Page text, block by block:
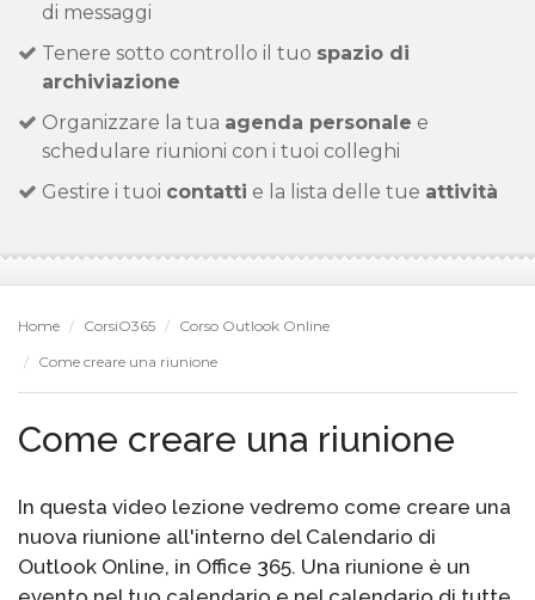
di messaggi
Tenere sotto controllo il tuo spazio di
archiviazione
Organizzare la tua agenda personale e
schedulare riunioni con i tuoi colleghi
Gestire i tuoi contatti e la lista delle tue attività
Home CorsiO365
Corso Outlook Online
Come creare una riunione
Come creare una riunione
In questa video lezione vedremo come creare una
nuova riunione all'interno del Calendario di
Outlook Online, in Office 365. Una riunione è un